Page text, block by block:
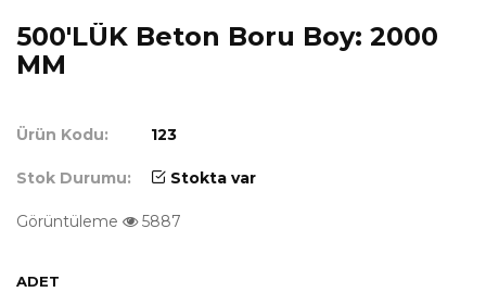
500'LÜK Beton Boru Boy: 2000
MM
Ürün Kodu: 123
Stok Durumu: Stokta var
Görüntüleme 5887
ADET